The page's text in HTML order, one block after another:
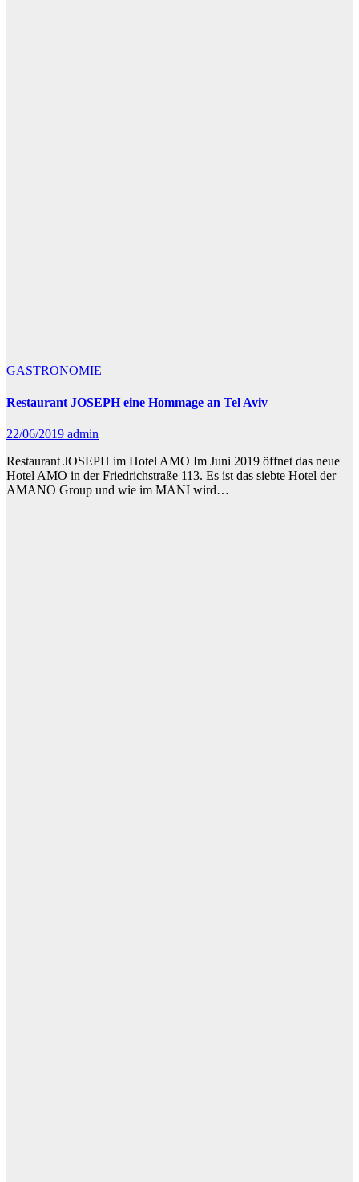
GASTRONOMIE
Restaurant JOSEPH eine Hommage an Tel Aviv
22/06/2019 admin
Restaurant JOSEPH im Hotel AMO Im Juni 2019 öffnet das neue
Hotel AMO in der Friedrichstraße 113. Es ist das siebte Hotel der
AMANO Group und wie im MANI wird…